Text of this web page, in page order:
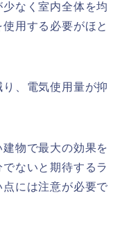
なく室内全体を均
用する必要がほと
、電気使用量が抑
物で最大の効果を
ないと期待するラ
には注意が必要で